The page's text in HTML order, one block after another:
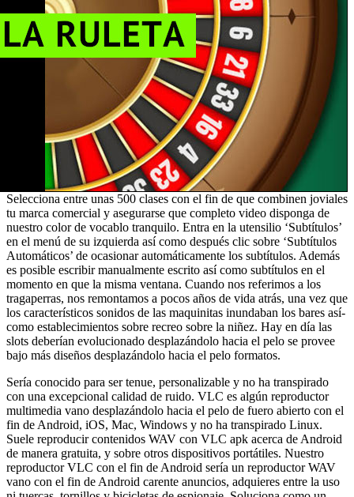
Selecciona entre unas 500 clases con el fin de que combinen joviales
tu marca comercial y asegurarse que completo video disponga de
nuestro color de vocablo tranquilo. Entra en la utensilio ‘Subtítulos’
en el menú de su izquierda así­ como después clic sobre ‘Subtítulos
Automáticos’ de ocasionar automáticamente los subtítulos. Además
es posible escribir manualmente escrito así­ como subtítulos en el
momento en que la misma ventana. Cuando nos referimos a los
tragaperras, nos remontamos a pocos años de vida atrás, una vez que
los característicos sonidos de las maquinitas inundaban los bares así­
como establecimientos sobre recreo sobre la niñez. Hay en día las
slots deberían evolucionado desplazándolo hacia el pelo se provee
bajo más diseños desplazándolo hacia el pelo formatos.
Serí­a conocido para ser tenue, personalizable y no ha transpirado
con una excepcional calidad de ruido. VLC es algún reproductor
multimedia vano desplazándolo hacia el pelo de fuero abierto con el
fin de Android, iOS, Mac, Windows y no ha transpirado Linux.
Suele reproducir contenidos WAV con VLC apk acerca de Android
de manera gratuita, y sobre otros dispositivos portátiles. Nuestro
reproductor VLC con el fin de Android serí­a un reproductor WAV
vano con el fin de Android carente anuncios, adquieres entre la uso